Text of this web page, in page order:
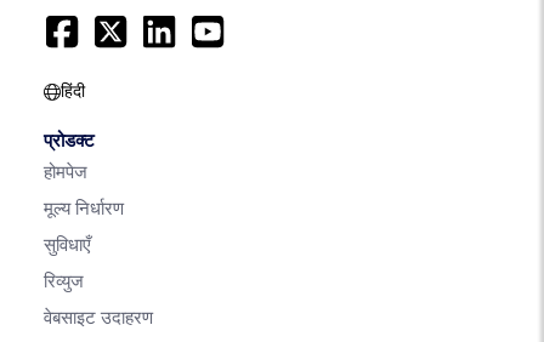
हिंदी
प्रोडक्ट
होमपेज
मूल्य निर्धारण
सुविधाएँ
रिव्युज
वेबसाइट उदाहरण